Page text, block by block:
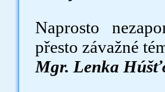
Naprosto
přesto závažné
Mgr. Lenka